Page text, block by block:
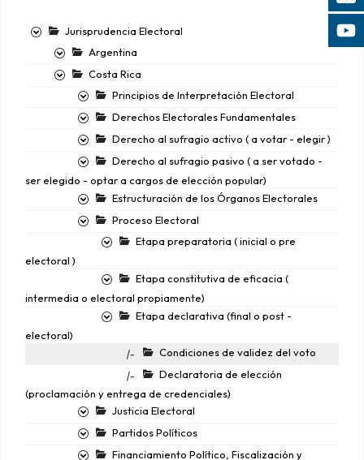
Jurisprudencia Electoral
Argentina
Costa Rica
Principios de Interpretación Electoral
Derechos Electorales Fundamentales
Derecho al sufragio activo ( a votar - elegir )
Derecho al sufragio pasivo ( a ser votado -
ser elegido - optar a cargos de elección popular)
Estructuración de los Órganos Electorales
Proceso Electoral
Etapa preparatoria ( inicial o pre
electoral )
Etapa constitutiva de eficacia (
intermedia o electoral propiamente)
Etapa declarativa (final o post -
electoral)
|-
Condiciones de validez del voto
|-
Declaratoria de elección
(proclamación y entrega de credenciales)
Justicia Electoral
Partidos Políticos
Financiamiento Político, Fiscalización y